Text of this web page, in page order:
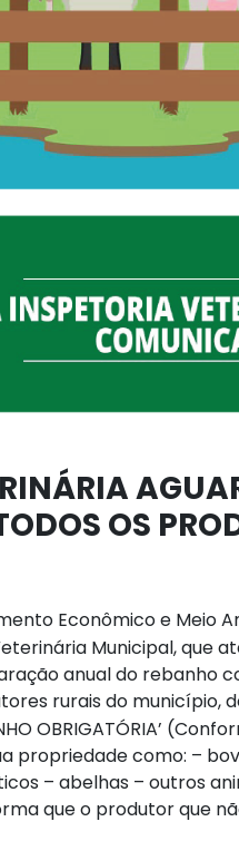
OS
Econômico e Meio
Municipal, que
anual do rebanho
rurais do município,
OBRIGATÓRIA’
propriedade como: –
– abelhas – outros
que o produtor que